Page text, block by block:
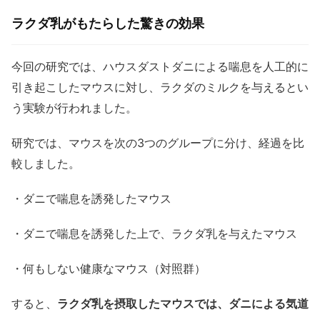
ラクダ乳がもたらした驚きの効果
今回の研究では、ハウスダストダニによる喘息を人工的に
引き起こしたマウスに対し、ラクダのミルクを与えるとい
う実験が行われました。
研究では、マウスを次の3つのグループに分け、経過を比
較しました。
・ダニで喘息を誘発したマウス
・ダニで喘息を誘発した上で、ラクダ乳を与えたマウス
・何もしない健康なマウス（対照群）
すると、 ラクダ乳を摂取したマウスでは、ダニによる気道